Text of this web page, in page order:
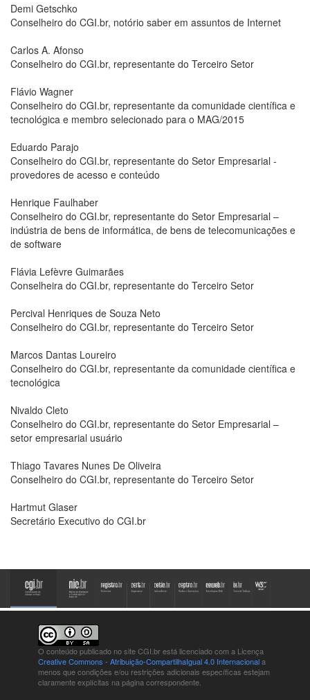
Demi Getschko
Conselheiro do CGI.br, notório saber em assuntos de Internet
Carlos A. Afonso
Conselheiro do CGI.br, representante do Terceiro Setor
Flávio Wagner
Conselheiro do CGI.br, representante da comunidade científica e
tecnológica e membro selecionado para o MAG/2015
Eduardo Parajo
Conselheiro do CGI.br, representante do Setor Empresarial -
provedores de acesso e conteúdo
Henrique Faulhaber
Conselheiro do CGI.br, representante do Setor Empresarial –
indústria de bens de informática, de bens de telecomunicações e
de software
Flávia Lefèvre Guimarães
Conselheira do CGI.br, representante do Terceiro Setor
Percival Henriques de Souza Neto
Conselheiro do CGI.br, representante do Terceiro Setor
Marcos Dantas Loureiro
Conselheiro do CGI.br, representante da comunidade científica e
tecnológica
Nivaldo Cleto
Conselheiro do CGI.br, representante do Setor Empresarial –
setor empresarial usuário
Thiago Tavares Nunes De Oliveira
Conselheiro do CGI.br, representante do Terceiro Setor
Hartmut Glaser
Secretário Executivo do CGI.br
O conteúdo publicado no site CGI.br está licenciado com a Licença
Creative Commons - Atribuição-CompartilhaIgual 4.0 Internacionala
menos que condições e/ou restrições adicionais específicas estejam
claramente explícitas na página correspondente.